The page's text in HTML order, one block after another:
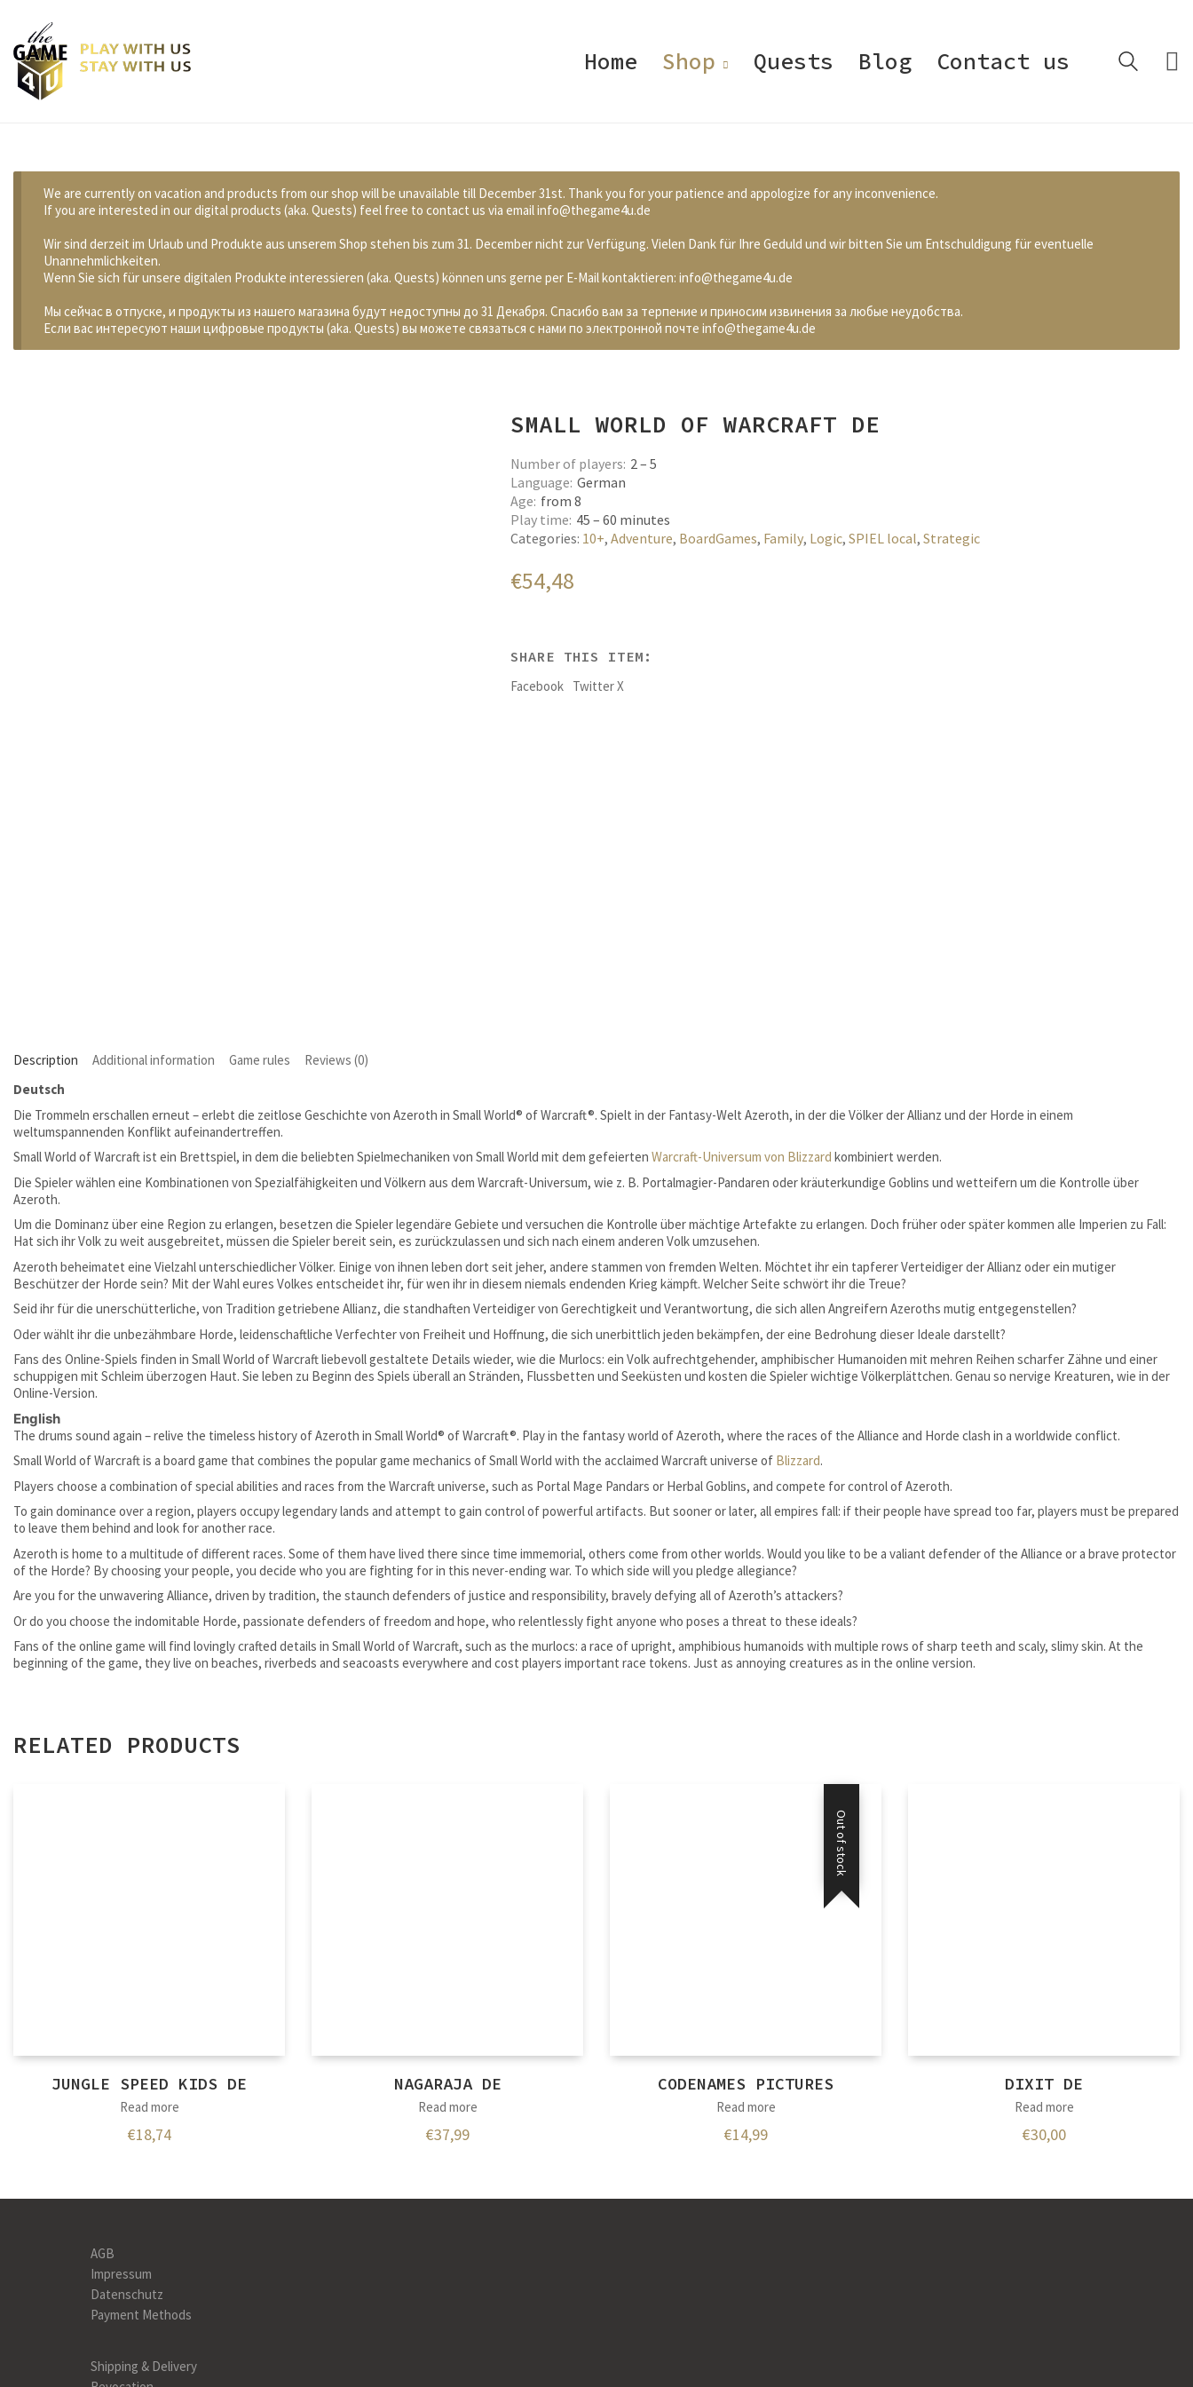
Home Shop Quests Blog Contact us
We are currently on vacation and products from our shop will be unavailable till December 31st. Thank you for your patience and appologize for any inconvenience.
If you are interested in our digital products (aka. Quests) feel free to contact us via email info@thegame4u.de
Wir sind derzeit im Urlaub und Produkte aus unserem Shop stehen bis zum 31. December nicht zur Verfügung. Vielen Dank für Ihre Geduld und wir bitten Sie um Entschuldigung für eventuelle
Unannehmlichkeiten.
Wenn Sie sich für unsere digitalen Produkte interessieren (aka. Quests) können uns gerne per E-Mail kontaktieren: info@thegame4u.de
Мы сейчас в отпуске, и продукты из нашего магазина будут недоступны до 31 Декабря. Спасибо вам за терпение и приносим извинения за любые неудобства.
Если вас интересуют наши цифровые продукты (aka. Quests) вы можете связаться с нами по электронной почте info@thegame4u.de
SMALL WORLD OF WARCRAFT DE
Number of players 2 – 5
Language German
Age from 8
Play time 45 – 60 minutes
Categories: 10+, Adventure, BoardGames, Family, Logic, SPIEL local, Strategic
€54,48
SHARE THIS ITEM:
Facebook Twitter X
Description Additional information Game rules
Reviews (0)
Deutsch
Die Trommeln erschallen erneut – erlebt die zeitlose Geschichte von Azeroth in Small World® of Warcraft®. Spielt in der Fantasy-Welt Azeroth, in der die Völker der Allianz und der Horde in einem
weltumspannenden Konflikt aufeinandertreffen.
Small World of Warcraft ist ein Brettspiel, in dem die beliebten Spielmechaniken von Small World mit dem gefeierten Warcraft-Universum von Blizzard kombiniert werden.
Die Spieler wählen eine Kombinationen von Spezialfähigkeiten und Völkern aus dem Warcraft-Universum, wie z. B. Portalmagier-Pandaren oder kräuterkundige Goblins und wetteifern um die Kontrolle über
Azeroth.
Um die Dominanz über eine Region zu erlangen, besetzen die Spieler legendäre Gebiete und versuchen die Kontrolle über mächtige Artefakte zu erlangen. Doch früher oder später kommen alle Imperien zu Fall:
Hat sich ihr Volk zu weit ausgebreitet, müssen die Spieler bereit sein, es zurückzulassen und sich nach einem anderen Volk umzusehen.
Azeroth beheimatet eine Vielzahl unterschiedlicher Völker. Einige von ihnen leben dort seit jeher, andere stammen von fremden Welten. Möchtet ihr ein tapferer Verteidiger der Allianz oder ein mutiger
Beschützer der Horde sein? Mit der Wahl eures Volkes entscheidet ihr, für wen ihr in diesem niemals endenden Krieg kämpft. Welcher Seite schwört ihr die Treue?
Seid ihr für die unerschütterliche, von Tradition getriebene Allianz, die standhaften Verteidiger von Gerechtigkeit und Verantwortung, die sich allen Angreifern Azeroths mutig entgegenstellen?
Oder wählt ihr die unbezähmbare Horde, leidenschaftliche Verfechter von Freiheit und Hoffnung, die sich unerbittlich jeden bekämpfen, der eine Bedrohung dieser Ideale darstellt?
Fans des Online-Spiels finden in Small World of Warcraft liebevoll gestaltete Details wieder, wie die Murlocs: ein Volk aufrechtgehender, amphibischer Humanoiden mit mehren Reihen scharfer Zähne und einer
schuppigen mit Schleim überzogen Haut. Sie leben zu Beginn des Spiels überall an Stränden, Flussbetten und Seeküsten und kosten die Spieler wichtige Völkerplättchen. Genau so nervige Kreaturen, wie in der
Online-Version.
English
The drums sound again – relive the timeless history of Azeroth in Small World® of Warcraft®. Play in the fantasy world of Azeroth, where the races of the Alliance and Horde clash in a worldwide conflict.
Small World of Warcraft is a board game that combines the popular game mechanics of Small World with the acclaimed Warcraft universe of Blizzard.
Players choose a combination of special abilities and races from the Warcraft universe, such as Portal Mage Pandars or Herbal Goblins, and compete for control of Azeroth.
To gain dominance over a region, players occupy legendary lands and attempt to gain control of powerful artifacts. But sooner or later, all empires fall: if their people have spread too far, players must be prepared
to leave them behind and look for another race.
Azeroth is home to a multitude of different races. Some of them have lived there since time immemorial, others come from other worlds. Would you like to be a valiant defender of the Alliance or a brave protector
of the Horde? By choosing your people, you decide who you are fighting for in this never-ending war. To which side will you pledge allegiance?
Are you for the unwavering Alliance, driven by tradition, the staunch defenders of justice and responsibility, bravely defying all of Azeroth’s attackers?
Or do you choose the indomitable Horde, passionate defenders of freedom and hope, who relentlessly fight anyone who poses a threat to these ideals?
Fans of the online game will find lovingly crafted details in Small World of Warcraft, such as the murlocs: a race of upright, amphibious humanoids with multiple rows of sharp teeth and scaly, slimy skin. At the
beginning of the game, they live on beaches, riverbeds and seacoasts everywhere and cost players important race tokens. Just as annoying creatures as in the online version.
RELATED PRODUCTS
JUNGLE SPEED KIDS DE
Read more
€18,74
NAGARAJA DE
Read more
€37,99
Out of stock
CODENAMES PICTURES
Read more
€14,99
DIXIT DE
Read more
€30,00
AGB
Impressum
Datenschutz
Payment Methods
Shipping & Delivery